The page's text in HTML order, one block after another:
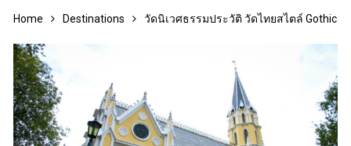
Home Destinations วัดนิเวศธรรมประวัติ วัดไทยสไตล์ Gothic